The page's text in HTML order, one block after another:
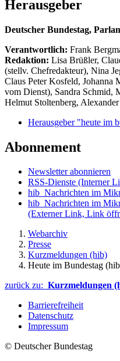
Herausgeber
Deutscher Bundestag,
Verantwortlich: Frank
Redaktion: Lisa Brüßler,
(stellv. Chefredakteur), Nina
Claus Peter Kosfeld, Johanna
vom Dienst), Sandra Schmid,
Helmut Stoltenberg,
Herausgeber "heute im
Abonnement
Newsletter abonnieren
RSS-Dienste (Interner
hib_Nachrichten im
hib_Nachrichten im
(Externer Link, Link
Webarchiv
Presse
Kurzmeldungen (hib)
Heute im Bundestag
zurück zu: Kurzmeldungen
Barrierefreiheit
Datenschutz
Impressum
© Deutscher Bundestag